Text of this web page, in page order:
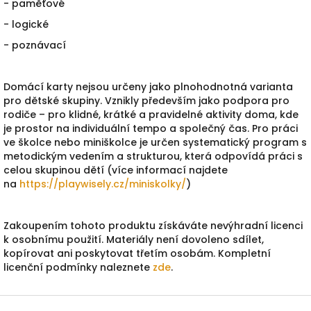
- paměťové
- logické
- poznávací
Domácí karty nejsou určeny jako plnohodnotná varianta
pro dětské skupiny. Vznikly především jako podpora pro
rodiče – pro klidné, krátké a pravidelné aktivity doma, kde
je prostor na individuální tempo a společný čas. Pro práci
ve školce nebo miniškolce je určen systematický program s
metodickým vedením a strukturou, která odpovídá práci s
celou skupinou dětí (více informací najdete
na https://playwisely.cz/miniskolky/)
Zakoupením tohoto produktu získáváte nevýhradní licenci
k osobnímu použití. Materiály není dovoleno sdílet,
kopírovat ani poskytovat třetím osobám. Kompletní
licenční podmínky naleznete zde.
Z